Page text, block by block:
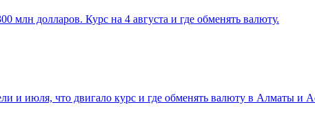
млн долларов. Курс на 4 августа и где обменять валюту.
и июля, что двигало курс и где обменять валюту в Алматы и